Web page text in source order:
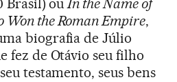
Won the Roman Empire,
biografia de Júlio
fez de Otávio seu filho
testamento, seus bens